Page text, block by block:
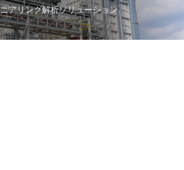
アリング解析ソリューション